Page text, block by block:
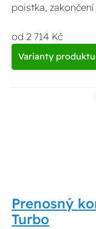
poistka,
od 2 714 Kč
Varianty produktu
Prenosný
Turbo